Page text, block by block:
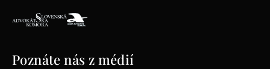
Poznáte nás z médií